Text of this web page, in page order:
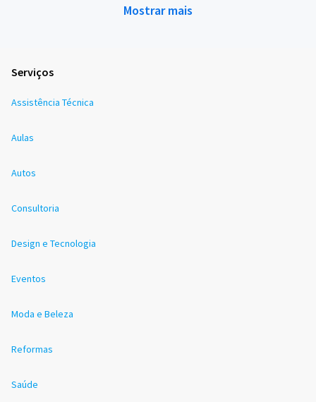
Mostrar mais
Serviços
Assistência Técnica
Aulas
Autos
Consultoria
Design e Tecnologia
Eventos
Moda e Beleza
Reformas
Saúde